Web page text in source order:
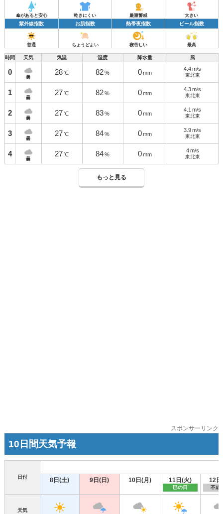
傘があると安心 乾きにくい 厳重警戒 大きい
紫外線指数 お肌指数 熱帯夜指数 ビール指数
普通 ちょうどよい 寝苦しい 最高
時間 天気 気温 湿度 降水量 風
0
曇
28 ℃ 82 % 0 mm
4.4 m/s
東北東
1
曇
27 ℃ 82 % 0 mm
4.3 m/s
東北東
2
曇
27 ℃ 83 % 0 mm
4.1 m/s
東北東
3
曇
27 ℃ 84 % 0 mm
3.9 m/s
東北東
4
曇
27 ℃ 84 % 0 mm
4m/s
東北東
もっと見る
スポンサーリンク
10日間天気予報
日付 8日(土) 9日(日) 10日(月) 11日(火)
巳の日
12日
不成
天気